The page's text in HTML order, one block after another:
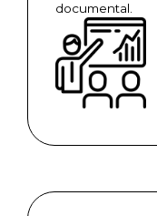
documental.